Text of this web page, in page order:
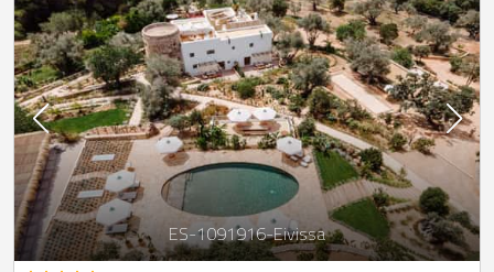
ES-1091916-Eivissa